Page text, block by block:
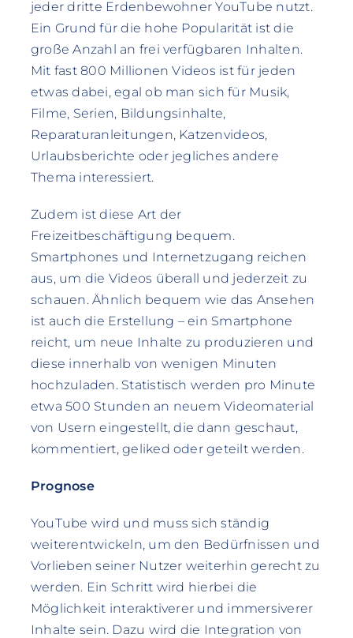
jeder dritte Erdenbewohner YouTube nutzt.
Ein Grund für die hohe Popularität ist die
große Anzahl an frei verfügbaren Inhalten.
Mit fast 800 Millionen Videos ist für jeden
etwas dabei, egal ob man sich für Musik,
Filme, Serien, Bildungsinhalte,
Reparaturanleitungen, Katzenvideos,
Urlaubsberichte oder jegliches andere
Thema interessiert.
Zudem ist diese Art der
Freizeitbeschäftigung bequem.
Smartphones und Internetzugang reichen
aus, um die Videos überall und jederzeit zu
schauen. Ähnlich bequem wie das Ansehen
ist auch die Erstellung – ein Smartphone
reicht, um neue Inhalte zu produzieren und
diese innerhalb von wenigen Minuten
hochzuladen. Statistisch werden pro Minute
etwa 500 Stunden an neuem Videomaterial
von Usern eingestellt, die dann geschaut,
kommentiert, geliked oder geteilt werden.
Prognose
YouTube wird und muss sich ständig
weiterentwickeln, um den Bedürfnissen und
Vorlieben seiner Nutzer weiterhin gerecht zu
werden. Ein Schritt wird hierbei die
Möglichkeit interaktiverer und immersiverer
Inhalte sein. Dazu wird die Integration von